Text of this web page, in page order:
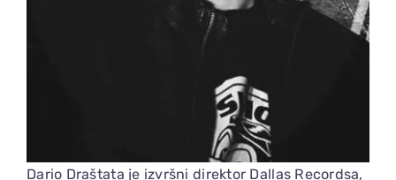
Dario Draštata je izvršni direktor Dallas Recordsa,